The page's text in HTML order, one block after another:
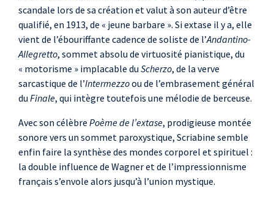
scandale lors de sa création et valut à son auteur d’être
qualifié, en 1913, de « jeune barbare ». Si extase il y a, elle
vient de l’ébouriffante cadence de soliste de l’Andantino-
Allegretto, sommet absolu de virtuosité pianistique, du
« motorisme » implacable du Scherzo, de la verve
sarcastique de l’Intermezzoou de l’embrasement général
du Finale, qui intègre toutefois une mélodie de berceuse.
Avec son célèbre Poème de l’extase, prodigieuse montée
sonore vers un sommet paroxystique, Scriabine semble
enfin faire la synthèse des mondes corporel et spirituel :
la double influence de Wagner et de l’impressionnisme
français s’envole alors jusqu’à l’union mystique.